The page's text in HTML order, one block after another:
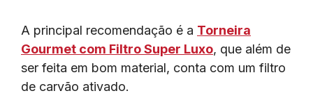
A principal recomendação é a Torneira
Gourmet com Filtro Super Luxo, que além de
ser feita em bom material, conta com um filtro
de carvão ativado.